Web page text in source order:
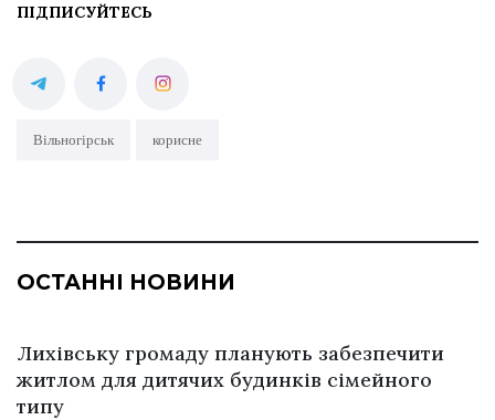
ПІДПИСУЙТЕСЬ
Вільногірськ корисне
ОСТАННІ НОВИНИ
Лихівську громаду планують забезпечити
житлом для дитячих будинків сімейного
типу